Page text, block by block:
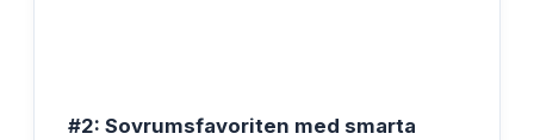
#2: Sovrumsfavoriten med smarta